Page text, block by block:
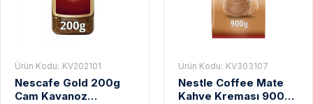
Ürün Kodu: KV202101
Nescafe Gold 200g
Cam Kavanoz
Ürün Kodu: KV303107
Nestle Coffee Mate
Kahve Kreması 900